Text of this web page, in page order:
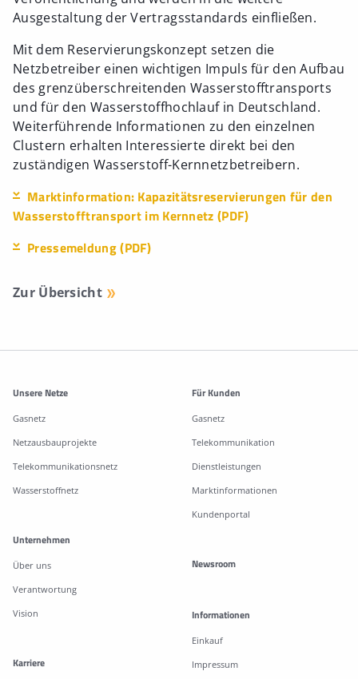
Ausgestaltung der Vertragsstandards einfließen.
Mit dem Reservierungskonzept setzen die
Netzbetreiber einen wichtigen Impuls für den Aufbau
des grenzüberschreitenden Wasserstofftransports
und für den Wasserstoffhochlauf in Deutschland.
Weiterführende Informationen zu den einzelnen
Clustern erhalten Interessierte direkt bei den
zuständigen Wasserstoff-Kernnetzbetreibern.
Marktinformation: Kapazitätsreservierungen für den
Wasserstofftransport im Kernnetz (PDF)
Pressemeldung (PDF)
Zur Übersicht
Weitere Informationen
Unsere Netze
Gasnetz
Netzausbauprojekte
Telekommunikationsnetz
Wasserstoffnetz
Für Kunden
Gasnetz
Telekommunikation
Dienstleistungen
Marktinformationen
Kundenportal
Unternehmen
Über uns
Verantwortung
Vision
Karriere
Newsroom
Informationen
Einkauf
Impressum